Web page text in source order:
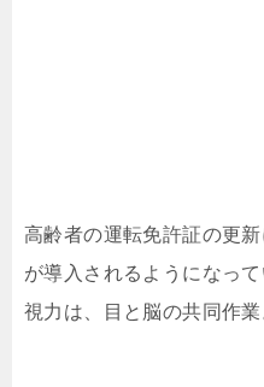
高齢者の運転免許証の更
が導入されるようになって
視力は、目と脳の共同作業